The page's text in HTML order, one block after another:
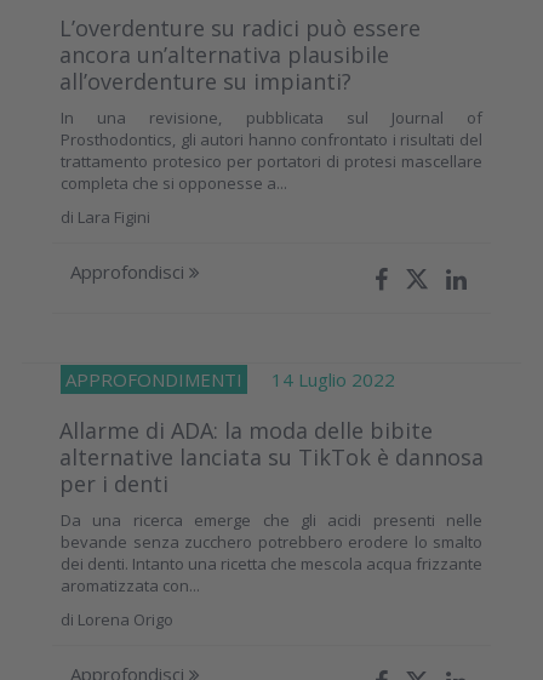
L’overdenture su radici può essere
ancora un’alternativa plausibile
all’overdenture su impianti?
In una revisione, pubblicata sul Journal of
Prosthodontics, gli autori hanno confrontato i risultati del
trattamento protesico per portatori di protesi mascellare
completa che si opponesse a...
di Lara Figini
Approfondisci
APPROFONDIMENTI 14 Luglio 2022
Allarme di ADA: la moda delle bibite
alternative lanciata su TikTok è dannosa
per i denti
Da una ricerca emerge che gli acidi presenti nelle
bevande senza zucchero potrebbero erodere lo smalto
dei denti. Intanto una ricetta che mescola acqua frizzante
aromatizzata con...
di Lorena Origo
Approfondisci